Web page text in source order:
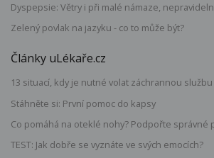
Dyspepsie: Větry i při malé námaze,
Zelený povlak na jazyku - co to může být?
Články uLékaře.cz
13 situací, kdy je nutné volat záchrannou službu
Stáhněte si: První pomoc do kapsy
Co pomáhá na oteklé nohy? Podpořte správné
TEST: Jak dobře se vyznáte ve svých emocích?